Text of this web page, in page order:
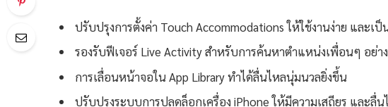
ปรับปรุงการตั้งค่า Touch Accommodations ให้ใช้งานง่าย และเ
รองรับฟีเจอร์ Live Activity สำหรับการค้นหาตำแหน่งเพื่อนๆ อย่า
การเลื่อนหน้าจอใน App Library ทำได้ลื่นไหลนุ่มนวลยิ่งขึ้น
ปรับปรุงระบบการปลดล็อกเครื่อง iPhone ให้มีความเสถียร และลื่น